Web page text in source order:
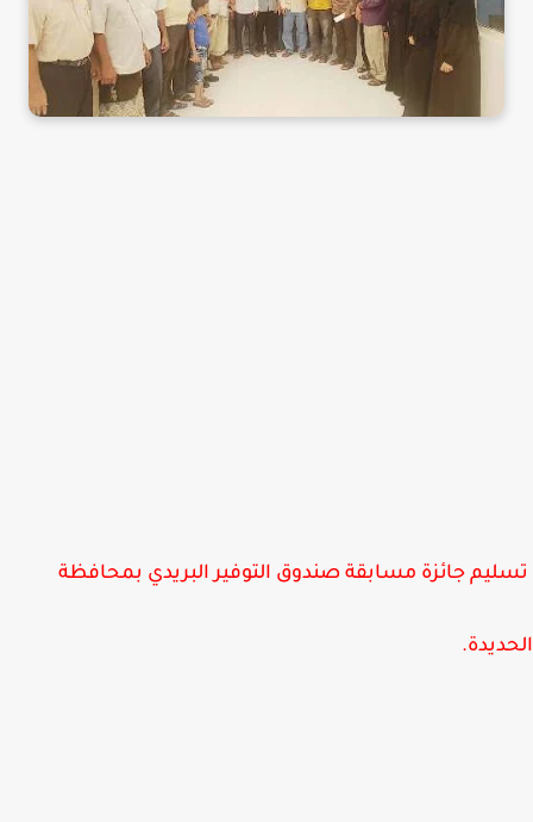
جائزة مسابقة صندوق التوفير البريدي بمحافظة